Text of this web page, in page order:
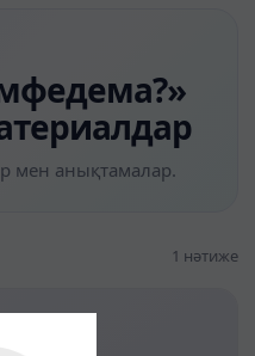
мен анықтамалар.
1 нәтиже